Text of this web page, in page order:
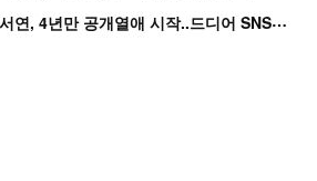
'
흑백' 김도윤♥배우 김서연, 4년만 공개열애 시작..드디어 SNS에 노출 [핫피...